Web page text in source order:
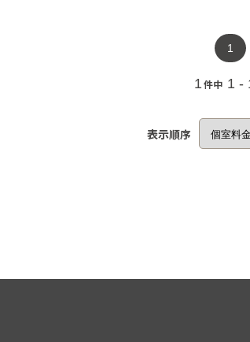
1
1件中 1 -
表示順序